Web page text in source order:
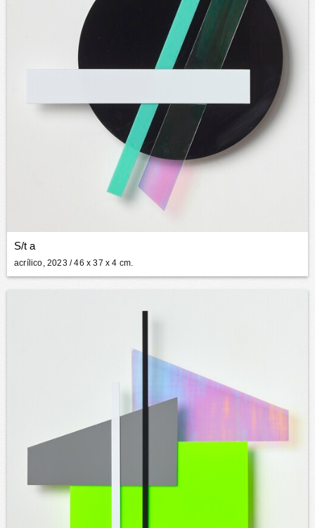
S/t a
acrílico, 2023 / 46 x 37 x 4 cm.